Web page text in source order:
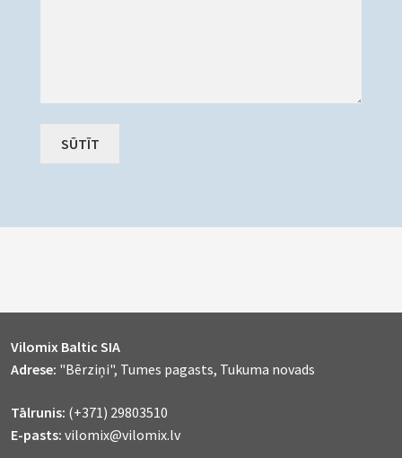
Vilomix Baltic SIA
Adrese: "Bērziņi", Tumes pagasts, Tukuma novads
Tālrunis: (+371) 29803510
E-pasts: vilomix@vilomix.lv